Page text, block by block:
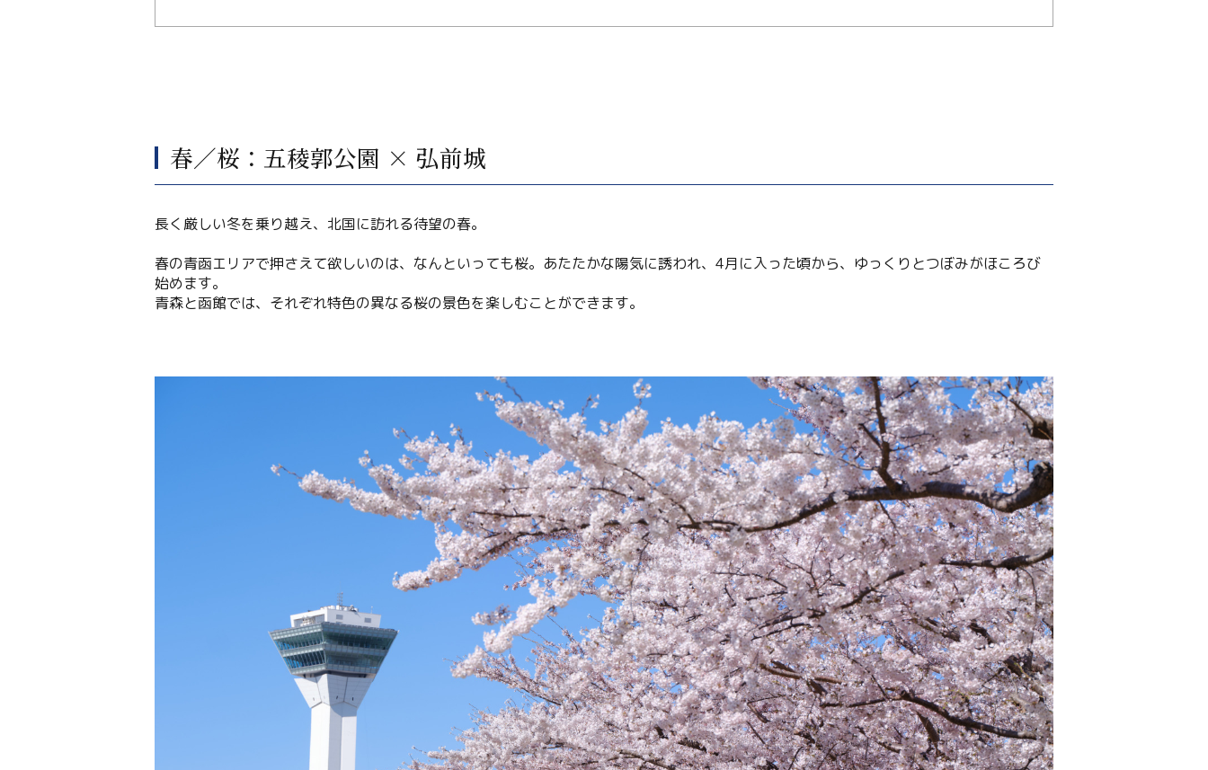
春／桜：五稜郭公園 × 弘前城
長く厳しい冬を乗り越え、北国に訪れる待望の春。
春の青函エリアで押さえて欲しいのは、なんといっても桜。あたたかな陽気に誘われ、4月に入った頃から、ゆっくりとつぼみがほころび
始めます。
青森と函館では、それぞれ特色の異なる桜の景色を楽しむことができます。
Twitter
Facebook
Line